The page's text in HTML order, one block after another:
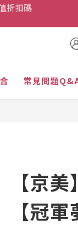
價卷👈
價卷👈
常見問題
【京
【冠軍